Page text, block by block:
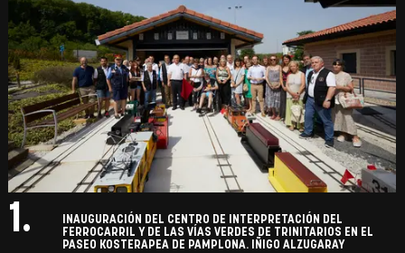
1.
INAUGURACIÓN DEL CENTRO DE INTERPRETACIÓN DEL
FERROCARRIL Y DE LAS VÍAS VERDES DE TRINITARIOS EN EL
PASEO KOSTERAPEA DE PAMPLONA. IÑIGO ALZUGARAY